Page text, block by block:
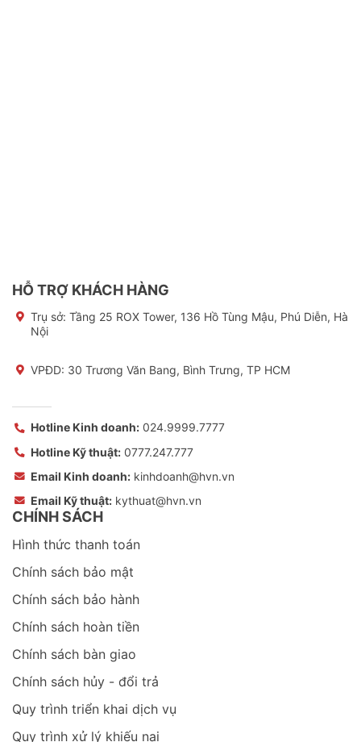
HỖ TRỢ KHÁCH HÀNG
Trụ sở: Tầng 25 ROX Tower, 136 Hồ Tùng Mậu, Phú Diễn, Hà
Nội
VPĐD: 30 Trương Văn Bang, Bình Trưng, TP HCM
Hotline Kinh doanh: 024.9999.7777
Hotline Kỹ thuật: 0777.247.777
Email Kinh doanh: kinhdoanh@hvn.vn
Email Kỹ thuật: kythuat@hvn.vn
CHÍNH SÁCH
Hình thức thanh toán
Chính sách bảo mật
Chính sách bảo hành
Chính sách hoàn tiền
Chính sách bàn giao
Chính sách hủy - đổi trả
Quy trình triển khai dịch vụ
Quy trình xử lý khiếu nại